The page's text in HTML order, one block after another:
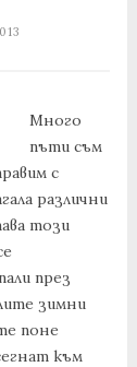
Много
пъти съм
с
различни
този
през
зимни
поне
към